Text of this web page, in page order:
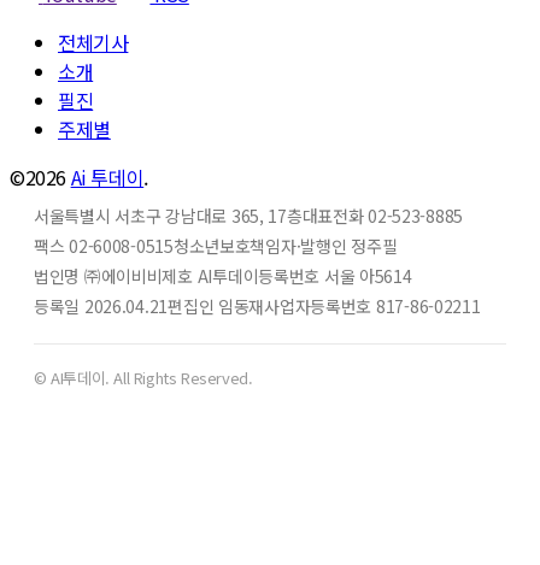
전체기사
소개
필진
주제별
©2026Ai 투데이.
서울특별시 서초구 강남대로 365, 17층대표전화 02-523-8885
팩스 02-6008-0515청소년보호책임자·발행인 정주필
법인명 ㈜에이비비제호 AI투데이등록번호 서울 아5614
등록일 2026.04.21편집인 임동재사업자등록번호 817-86-02211
© AI투데이. All Rights Reserved.